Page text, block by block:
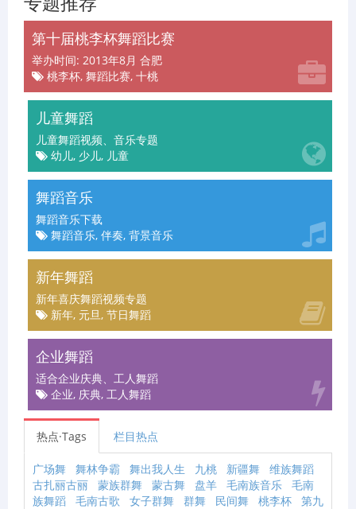
第十届桃李杯舞蹈比赛
举办时间: 2013年8月 合肥
桃李杯, 舞蹈比赛, 十桃
儿童舞蹈
儿童舞蹈视频、音乐专题
幼儿, 少儿, 儿童
舞蹈音乐
舞蹈音乐下载
舞蹈音乐, 伴奏, 背景音乐
新年舞蹈
新年喜庆舞蹈视频专题
新年, 元旦, 节日舞蹈
企业舞蹈
适合企业庆典、工人舞蹈
企业, 庆典, 工人舞蹈
热点·Tags 栏目热点
广场舞 舞林争霸 舞出我人生 九桃 新疆舞
维族舞蹈
古扎丽古丽
蒙族群舞 蒙古舞 盘羊 毛南族音乐
毛南
族舞蹈
毛南古歌 女子群舞 群舞 民间舞 桃李杯 第九